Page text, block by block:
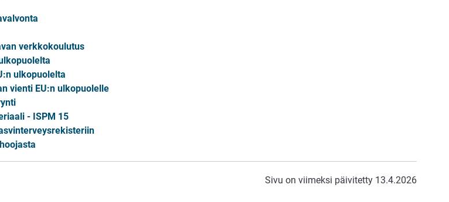
verkkokoulutus
ulkopuolelta
vienti EU:n ulkopuolelle
- ISPM 15
Sivu on viimeksi päivitetty 13.4.2026